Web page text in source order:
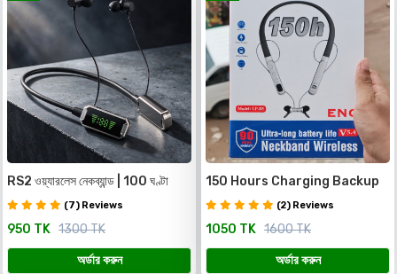
RS2 ওয়্যারলেস নেকব্যান্ড | 100 ঘণ্টা
ব্যাটারি ব্যাকআপ | ৫টি ভয়েস চেঞ্জ | মেমোরি
কার্ড সাপোর্ট | সুপার বেস HD সাউন্ড
(7) Reviews
950 TK 1300 TK
অর্ডার করুন
150 Hours Charging Backup
Neackband (2) Reviews
1050 TK 1600 TK
অর্ডার করুন